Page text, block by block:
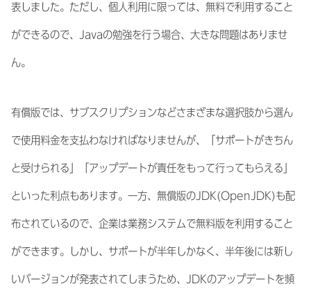
表しました。ただし、個人利用に限っては、無料で利用すること
ができるので、Javaの勉強を行う場合、大きな問題はありませ
ん。
有償版では、サブスクリプションなどさまざまな選択肢から選ん
で使用料金を支払わなければなりませんが、「サポートがきちん
と受けられる」「アップデートが責任をもって行ってもらえる」
といった利点もあります。一方、無償版のJDK(OpenJDK)も配
布されているので、企業は業務システムで無料版を利用すること
ができます。しかし、サポートが半年しかなく、半年後には新し
いバージョンが発表されてしまうため、JDKのアップデートを頻